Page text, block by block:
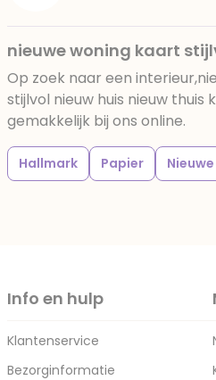
nieuwe woning kaart
Op zoek naar een
stijlvol nieuw huis nieuw
gemakkelijk bij ons online.
Hallmark Papier
Info en hulp
Klantenservice
Bezorginformatie